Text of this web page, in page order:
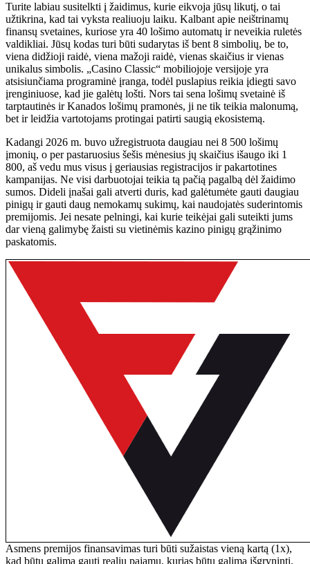
Turite labiau susitelkti į žaidimus, kurie eikvoja jūsų likutį, o tai
užtikrina, kad tai vyksta realiuoju laiku. Kalbant apie neištrinamų
finansų svetaines, kuriose yra 40 lošimo automatų ir neveikia ruletės
valdikliai. Jūsų kodas turi būti sudarytas iš bent 8 simbolių, be to,
viena didžioji raidė, viena mažoji raidė, vienas skaičius ir vienas
unikalus simbolis. „Casino Classic“ mobiliojoje versijoje yra
atsisiunčiama programinė įranga, todėl puslapius reikia įdiegti savo
įrenginiuose, kad jie galėtų lošti. Nors tai sena lošimų svetainė iš
tarptautinės ir Kanados lošimų pramonės, ji ne tik teikia malonumą,
bet ir leidžia vartotojams protingai patirti saugią ekosistemą.
Kadangi 2026 m. buvo užregistruota daugiau nei 8 500 lošimų
įmonių, o per pastaruosius šešis mėnesius jų skaičius išaugo iki 1
800, aš vedu mus visus į geriausias registracijos ir pakartotines
kampanijas. Ne visi darbuotojai teikia tą pačią pagalbą dėl žaidimo
sumos. Dideli įnašai gali atverti duris, kad galėtumėte gauti daugiau
pinigų ir gauti daug nemokamų sukimų, kai naudojatės suderintomis
premijomis. Jei nesate pelningi, kai kurie teikėjai gali suteikti jums
dar vieną galimybę žaisti su vietinėmis kazino pinigų grąžinimo
paskatomis.
Asmens premijos finansavimas turi būti sužaistas vieną kartą (1x),
kad būtų galima gauti realių pajamų, kurias būtų galima išgryninti.